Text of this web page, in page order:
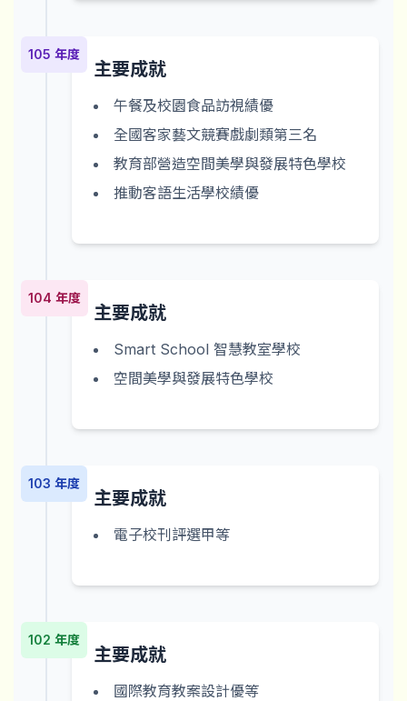
105 年度
主要成就
午餐及校園食品訪視績優
全國客家藝文競賽戲劇類第三名
教育部營造空間美學與發展特色學校
推動客語生活學校績優
104 年度
主要成就
Smart School 智慧教室學校
空間美學與發展特色學校
103 年度
主要成就
電子校刊評選甲等
102 年度
主要成就
國際教育教案設計優等